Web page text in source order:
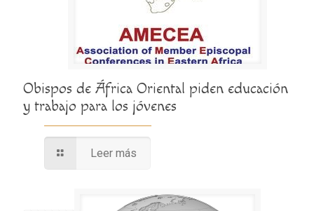
Obispos de África Oriental piden educación
y trabajo para los jóvenes
Leer más